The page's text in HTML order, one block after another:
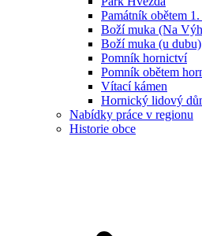
Památník obětem
Boží muka (Na
Boží muka (u dubu)
Pomník hornictví
Pomník obětem
Vítací kámen
Hornický lidový
Nabídky práce v regionu
Historie obce